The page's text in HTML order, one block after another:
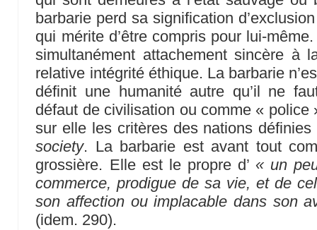
barbarie perd sa signification
qui mérite d’être compris pour lui-
simultanément attachement sincère à
relative intégrité éthique. La barbarie
définit une humanité autre qu’il ne
défaut de civilisation ou comme « police
sur elle les critères des nations
society. La barbarie est avant tout
grossière. Elle est le propre d’ « un
commerce, prodigue de sa vie, et de
son affection ou implacable dans son
(idem. 290).